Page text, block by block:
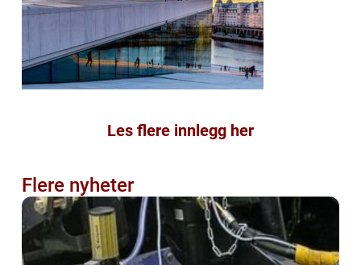
Les flere innlegg her
Flere nyheter